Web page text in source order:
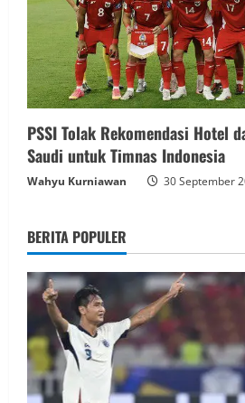
PSSI Tolak Rekomendasi Hotel
Saudi untuk Timnas Indonesia
Wahyu Kurniawan 30 September
BERITA POPULER